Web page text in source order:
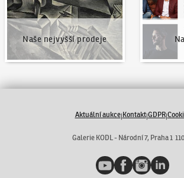
Naše nejvyšší prodeje
Aktuální aukce|Kontakt|GDPR|
Galerie KODL - Národní 7, Praha 1
YouTubeFacebookInstagramLinkedIn